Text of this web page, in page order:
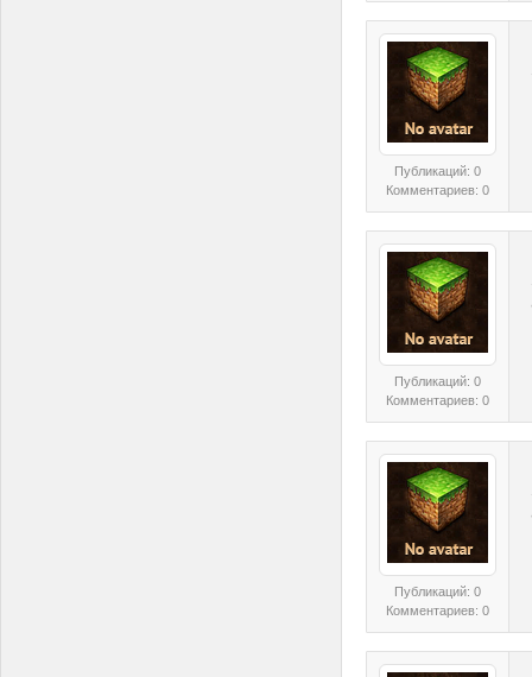
Публикаций: 0
Комментариев: 0
Публикаций: 0
Комментариев: 0
Публикаций: 0
Комментариев: 0